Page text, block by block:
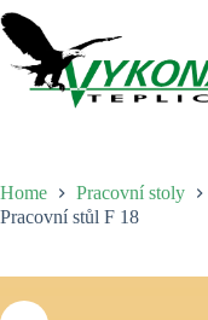
Skip
to
content
Home Pracovní stoly
Pracovní stůl F 18